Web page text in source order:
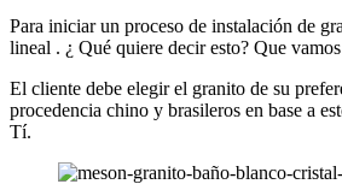
Para iniciar un proceso de instalación de
lineal . ¿ Qué quiere decir esto? Que
El cliente debe elegir el granito de su
procedencia chino y brasileros en base a
Tí.